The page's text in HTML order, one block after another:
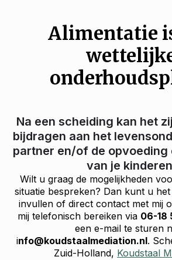
Alimentatie
Na een scheiding kan het
bijdragen aan het
partner en/of de opvoeding
van je
Wilt u graag de mogelijkheden
situatie bespreken? Dan kunt u het
invullen of direct contact met mij
mij telefonisch bereiken via 06-18
een e-mail te sturen
info@koudstaalmediation.nl.
Zuid-Holland, Koudstaal